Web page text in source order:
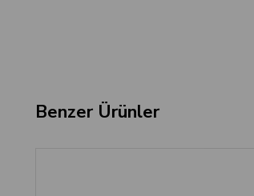
Benzer Ürünler